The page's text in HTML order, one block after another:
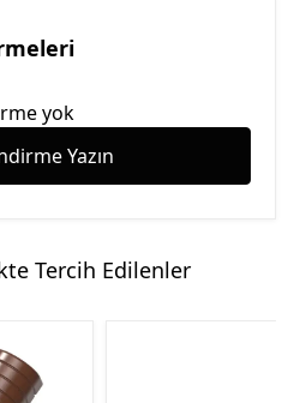
yok
Yazın
Tercih Edilenler